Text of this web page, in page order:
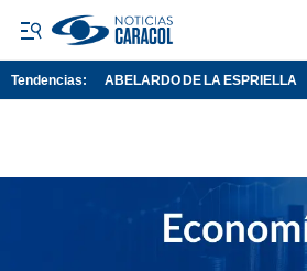
Tendencias: ABELARDO DE LA ESPRIELLA